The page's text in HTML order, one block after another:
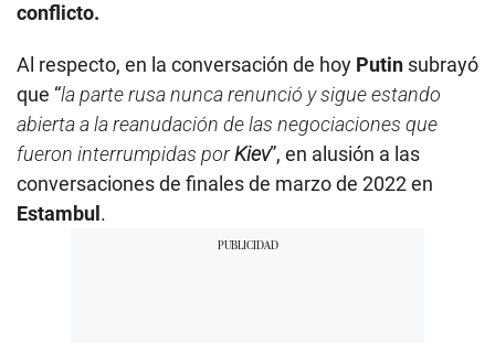
conflicto.
Al respecto, en la conversación de hoy Putin subrayó
que “la parte rusa nunca renunció y sigue estando
abierta a la reanudación de las negociaciones que
fueron interrumpidas porKiev”, en alusión a las
conversaciones de finales de marzo de 2022 en
Estambul .